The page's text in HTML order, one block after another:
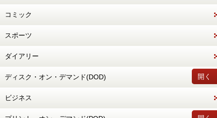
コミック
スポーツ
ダイアリー
開く
ディスク・オン・デマンド(DOD)
ビジネス